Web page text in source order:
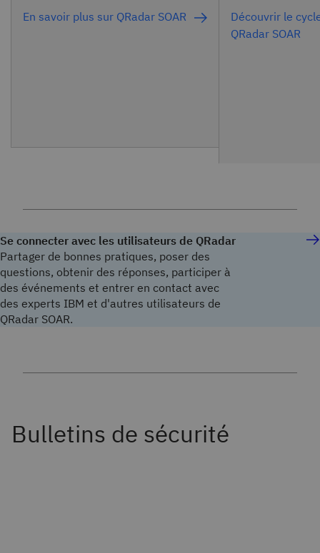
En savoir plus sur QRadar SOAR
Découvrir le
QRadar SOAR
Se connecter avec les utilisateurs de QRadar
Partager de bonnes pratiques, poser des
questions, obtenir des réponses, participer à
des événements et entrer en contact avec
des experts IBM et d'autres utilisateurs de
QRadar SOAR.